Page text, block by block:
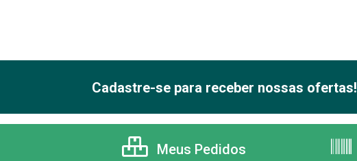
Cadastre-se para receber nossas ofertas!
Meus Pedidos